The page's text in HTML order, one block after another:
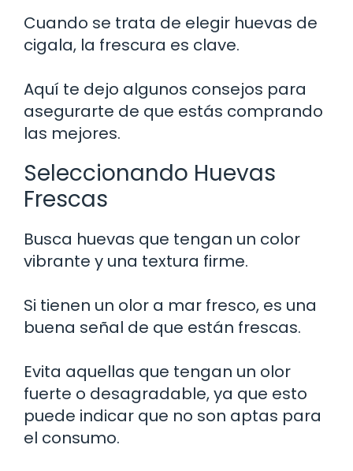
Cuando se trata de elegir huevas de
cigala, la frescura es clave.
Aquí te dejo algunos consejos para
asegurarte de que estás comprando
las mejores.
Seleccionando Huevas
Frescas
Busca huevas que tengan un color
vibrante y una textura firme.
Si tienen un olor a mar fresco, es una
buena señal de que están frescas.
Evita aquellas que tengan un olor
fuerte o desagradable, ya que esto
puede indicar que no son aptas para
el consumo.